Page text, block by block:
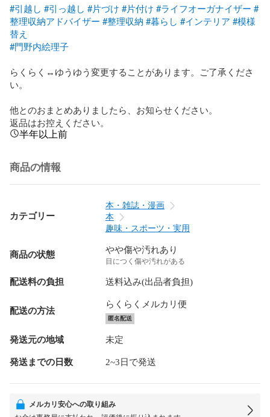
#引越し #引っ越し #片づけ #片付け #ライフオーガナイザー #
整理収納アドバイザー #整理収納 #暮らし #インテリア #模様
替え
#門野内絵理子
らくらく↔ゆうゆう変更することがあります。ご了承くださ
い。
他とのおまとめありましたら、お知らせください。
返品はお控えください。
半年以上前
商品の情報
カテゴリー
本・雑誌・漫画
本
趣味・スポーツ・実用
商品の状態 やや傷や汚れあり
目につく傷や汚れがある
配送料の負担 送料込み(出品者負担)
配送の方法
らくらくメルカリ便
匿名配送
発送元の地域 未定
発送までの日数 2~3日で発送
メルカリ安心への取り組み